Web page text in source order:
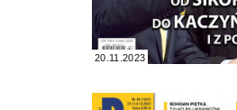
20.11.2023